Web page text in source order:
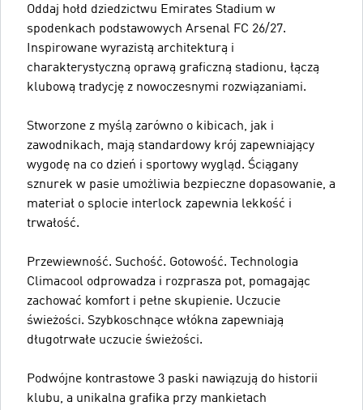
Oddaj hołd dziedzictwu Emirates Stadium w
spodenkach podstawowych Arsenal FC 26/27.
Inspirowane wyrazistą architekturą i
charakterystyczną oprawą graficzną stadionu, łączą
klubową tradycję z nowoczesnymi rozwiązaniami.
Stworzone z myślą zarówno o kibicach, jak i
zawodnikach, mają standardowy krój zapewniający
wygodę na co dzień i sportowy wygląd. Ściągany
sznurek w pasie umożliwia bezpieczne dopasowanie, a
materiał o splocie interlock zapewnia lekkość i
trwałość.
Przewiewność. Suchość. Gotowość. Technologia
Climacool odprowadza i rozprasza pot, pomagając
zachować komfort i pełne skupienie. Uczucie
świeżości. Szybkoschnące włókna zapewniają
długotrwałe uczucie świeżości.
Podwójne kontrastowe 3 paski nawiązują do historii
klubu, a unikalna grafika przy mankietach